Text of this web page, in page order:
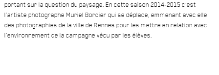
portant sur la question du paysage. En cette saison 2014-2015 c’est
l’artiste photographe Muriel Bordier qui se déplace, emmenant avec elle
des photographies de la ville de Rennes pour les mettre en relation avec
l’environnement de la campagne vécu par les élèves.